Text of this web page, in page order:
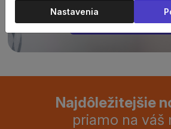
REZERVOVAŤ
Najdôležitejšie
priamo na váš
Nastavenia